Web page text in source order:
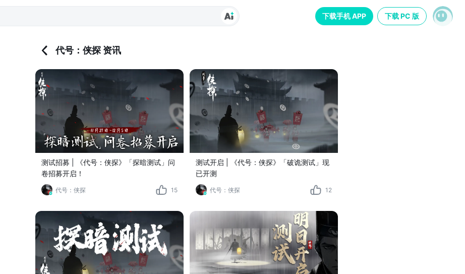
下载手机 APP 下载 PC 版
代号：侠探 资讯
测试招募 | 《代号：侠探》「探暗测试」问
卷招募开启！
代号：侠探 15
测试开启 | 《代号：侠探》「破诡测试」现
已开测
代号：侠探 12